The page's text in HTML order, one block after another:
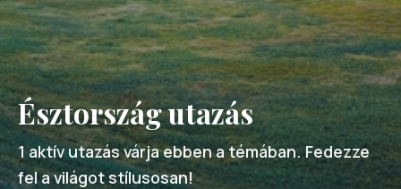
Észtország utazás
1 aktív utazás várja ebben a témában. Fedezze
fel a világot stílusosan!